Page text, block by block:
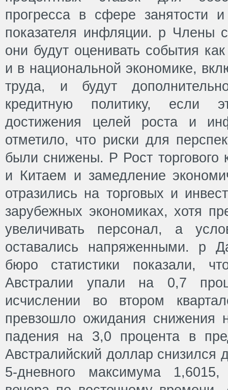
прогресса в сфере занятости
показателя инфляции. p Члены
они будут оценивать события
и в национальной экономике,
труда, и будут
кредитную политику, если
достижения целей роста и
отметило, что риски для
были снижены. Р Рост
и Китаем и замедление
отразились на торговых и
зарубежных экономиках, хотя
увеличивать персонал, а
оставались напряженными. p
бюро статистики показали,
Австралии упали на 0,7
исчислении во втором
превзошло ожидания снижения
падения на 3,0 процента в
Австралийский доллар снизился
5-дневного максимума